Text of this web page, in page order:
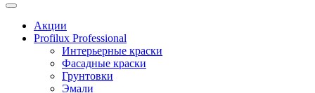
Акции
Profilux Professional
Интерьерные краски
Фасадные краски
Грунтовки
Эмали